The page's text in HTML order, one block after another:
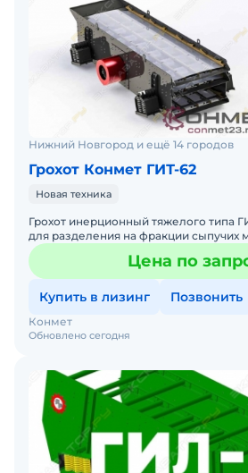
Нижний Новгород и ещё 14 городов
Грохот Конмет ГИТ-62
Новая техника
Грохот инерционный тяжелого типа
для разделения на фракции сыпучих
щебень, гравий и руды, с
Цена по
Купить в лизинг Позвонить
Обновлено сегодня
Конмет